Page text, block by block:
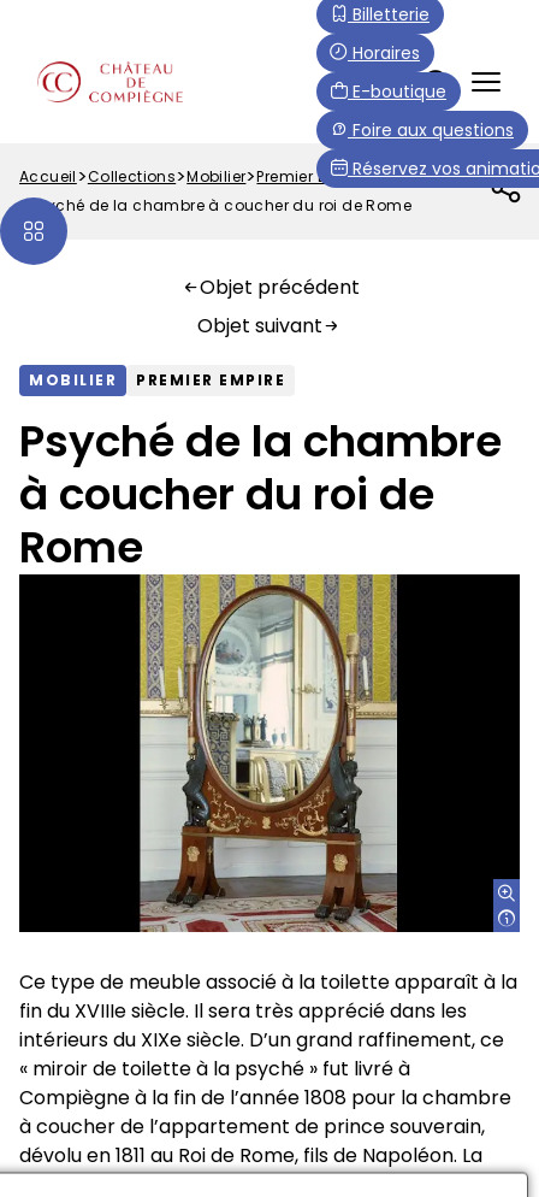
contenu
principal
Menu
Top
FR
Billetterie
Horaires
E-boutique
Foire aux questions
Réservez vos
Fil
d'Ariane
Accueil Collections Mobilier Premier Empire
Psyché de la chambre à coucher du roi de Rome
MOBILIER PREMIER EMPIRE
Psyché de la chambre
à coucher du roi de
Rome
Objet précédent
Objet suivant
Ce type de meuble associé à la toilette apparaît à la
fin du XVIIIe siècle. Il sera très apprécié dans les
intérieurs du XIXe siècle. D’un grand raffinement, ce
« miroir de toilette à la psyché » fut livré à
Compiègne à la fin de l’année 1808 pour la chambre
à coucher de l’appartement de prince souverain,
dévolu en 1811 au Roi de Rome, fils de Napoléon. La